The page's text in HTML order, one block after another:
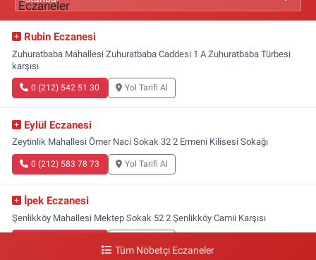
Rubin Eczanesi
Zuhuratbaba Mahallesi Zuhuratbaba Caddesi 1 A Zuhuratbaba Türbesi
karşısı
0 (212) 542 51 30 Yol Tarifi Al
Eylül Eczanesi
Zeytinlik Mahallesi Ömer Naci Sokak 32 2 Ermeni Kilisesi Sokağı
0 (212) 583 78 73 Yol Tarifi Al
İpek Eczanesi
Şenlikköy Mahallesi Mektep Sokak 52 2 Şenlikköy Camii Karşısı
Tüm Nöbetçi Eczaneler